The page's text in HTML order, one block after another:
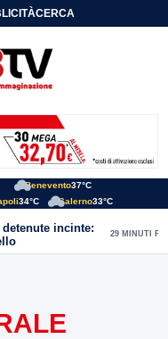
CERCA
Benevento37°C
34°C Salerno33°C
incinte:
29 MINUTI FA